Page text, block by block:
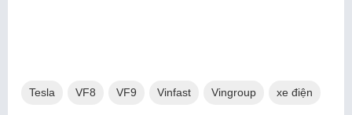
Tesla VF8 VF9 Vinfast Vingroup xe điện